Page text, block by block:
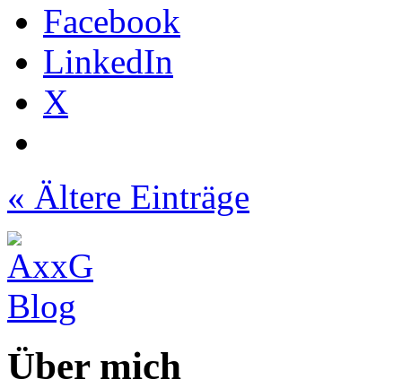
Facebook
LinkedIn
X
« Ältere Einträge
Über mich